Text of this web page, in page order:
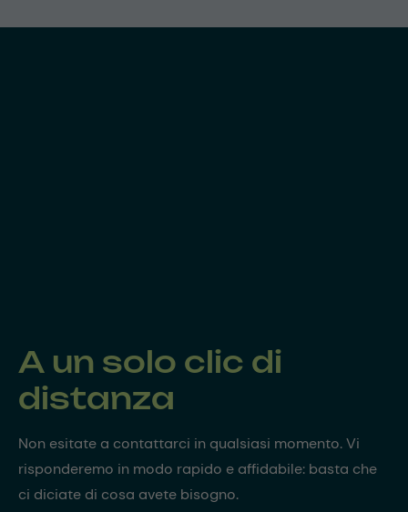
A un solo clic di
distanza
Non esitate a contattarci in qualsiasi momento. Vi
risponderemo in modo rapido e affidabile: basta che
ci diciate di cosa avete bisogno.